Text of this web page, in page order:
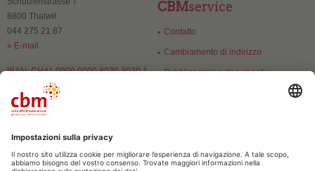
8800 Thalwil
044 275 21 87
» E-mail
IBAN: CH41 0900 0000 8030 3030 1
Numero di esenzione:
CHE-106.084.071
CBMservice
Contatto
Cambiamento di indirizzo
Pubblicazioni e documenti